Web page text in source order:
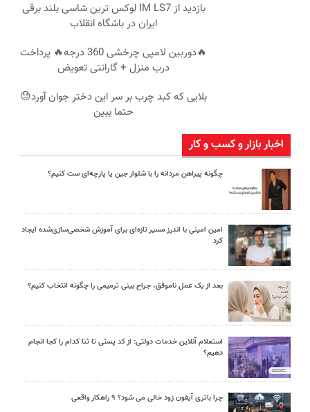
بازدید از IM LS7 لوکس ترین شاسی بلند برقی
ایران در باشگاه انقلاب
🔥دوربین لامپی چرخشی 360 درجه🔥 پرداخت
درب منزل + گارانتی تعویض
بلایی که کبد چرب بر سر این دختر جوان آورد😓
حتما ببین
اخبار بازار و کسب و کار
چگونه پیراهن مردانه را با شلوار جین یا پارچه‌ای ست کنیم؟
امین امینی با اندرز مسیر تازه‌ای برای آموزش شخصی‌سازی‌شده ایجاد
کرد
بعد از یک عمل ناموفق، جراح بینی ترمیمی را چگونه انتخاب کنیم؟
استعلام آنلاین خدمات دولتی: از کد پستی تا ثنا کدام را کجا انجام
دهیم؟
چرا باتری آیفون زود خالی می شود؟ ۹ راهکار واقعی